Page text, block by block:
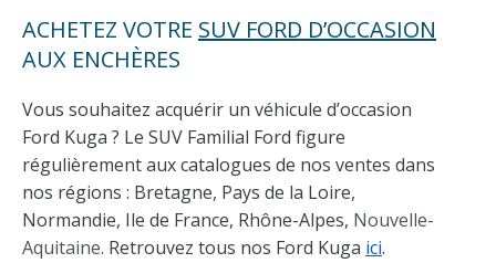
ACHETEZ VOTRE SUV FORD D’OCCASION
AUX ENCHÈRES
Vous souhaitez acquérir un véhicule d’occasion
Ford Kuga ? Le SUV Familial Ford figure
régulièrement aux catalogues de nos ventes dans
nos régions : Bretagne, Pays de la Loire,
Normandie, Ile de France, Rhône-Alpes, Nouvelle-
Aquitaine. Retrouvez tous nos Ford Kuga ici.